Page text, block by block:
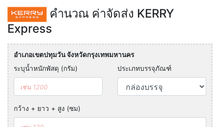
คำนวณ ค่าจัดส่ง KERRY
Express
อำเภอเขตปทุมวัน จังหวัดกรุงเทพมหานคร
ระบุน้ำหนักพัสดุ (กรัม)
ประเภทบรรจุภัณฑ์
กว้าง + ยาว + สูง (ซม)